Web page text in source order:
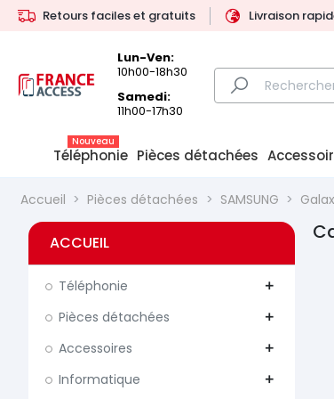
Retours faciles et gratuits Livraison
Lun-Ven:
10h00-18h30
Samedi:
11h00-17h30
Téléphonie
Nouveau
Pièces détachées
Accueil Pièces détachées SAMSUNG
ACCUEIL
Téléphonie add
Pièces détachées add
Accessoires add
Informatique add